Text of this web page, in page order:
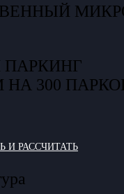
НА 300
И РАССЧИТАТЬ